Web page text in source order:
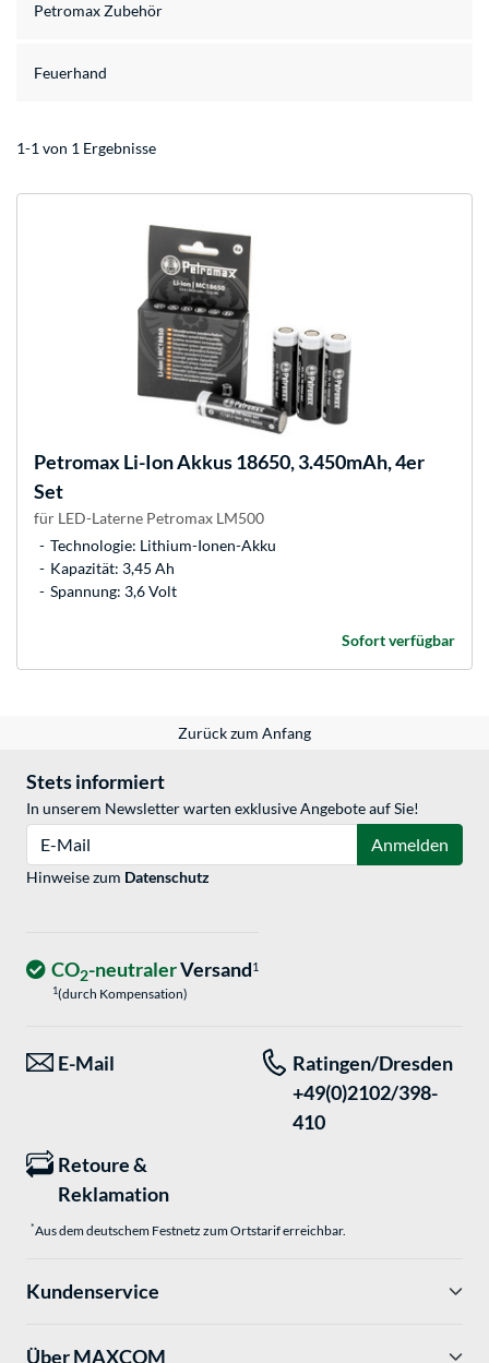
Petromax Zubehör
Feuerhand
1-1 von 1 Ergebnisse
PetromaxLi-Ion Akkus 18650, 3.450mAh, 4er
Set
für LED-Laterne Petromax LM500
Technologie: Lithium-Ionen-Akku
Kapazität: 3,45 Ah
Spannung: 3,6 Volt
Sofort verfügbar
Zurück zum Anfang
Stets informiert
In unserem Newsletter warten exklusive Angebote auf Sie!
Anmelden
Hinweise zum Datenschutz
CO2-neutralerVersand1
1(durch Kompensation)
E-Mail
Ratingen/Dresden
+49(0)2102/398-
410
Retoure &
Reklamation
*Aus dem deutschem Festnetz zum Ortstarif erreichbar.
Kundenservice
Über MAXCOM